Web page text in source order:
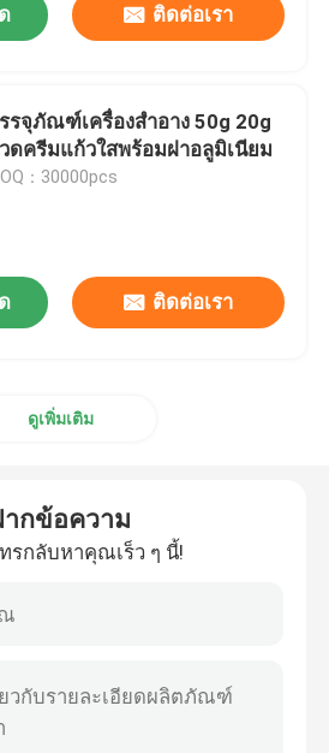
ติดต่อเรา
รจุภัณฑ์เครื่องสำอาง 50g 20g
ดครีมแก้วใสพร้อมฝาอลูมิเนียม
：30000pcs
ติดต่อเรา
ดูเพิ่มเติม
ากข้อความ
ทรกลับหาคุณเร็ว ๆ นี้!